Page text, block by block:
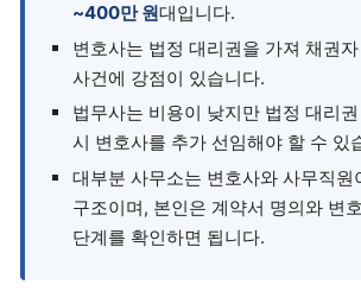
~400만 원대입니다.
변호사는 법정 대리권을 가져 채권
사건에 강점이 있습니다.
법무사는 비용이 낮지만 법정 대리
시 변호사를 추가 선임해야 할 수 있
대부분 사무소는 변호사와 사무직원
구조이며, 본인은 계약서 명의와 변
단계를 확인하면 됩니다.